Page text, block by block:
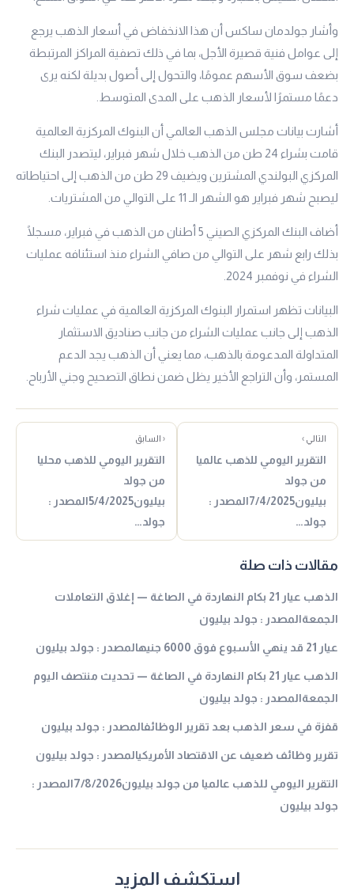
وأشار جولدمان ساكس أن هذا الانخفاض في أسعار الذهب يرجع
إلى عوامل فنية قصيرة الأجل، بما في ذلك تصفية المراكز المرتبطة
بضعف سوق الأسهم عمومًا، والتحول إلى أصول بديلة لكنه يرى
دعمًا مستمرًا لأسعار الذهب على المدى المتوسط.
أشارت بيانات مجلس الذهب العالمي أن البنوك المركزية العالمية
قامت بشراء 24 طن من الذهب خلال شهر فبراير، ليتصدر البنك
المركزي البولندي المشترين ويضيف 29 طن من الذهب إلى احتياطاته
ليصبح شهر فبراير هو الشهر الـ 11 على التوالي من المشتريات.
أضاف البنك المركزي الصيني 5 أطنان من الذهب في فبراير، مسجلًا
بذلك رابع شهر على التوالي من صافي الشراء منذ استئنافه عمليات
الشراء في نوفمبر 2024.
البيانات تظهر استمرار البنوك المركزية العالمية في عمليات شراء
الذهب إلى جانب عمليات الشراء من جانب صناديق الاستثمار
المتداولة المدعومة بالذهب، مما يعني أن الذهب يجد الدعم
المستمر، وأن التراجع الأخير يظل ضمن نطاق التصحيح وجني الأرباح.
التالي ›
التقرير اليومي للذهب عالميا
من جولد
بيليون7/4/2025المصدر :
جولد…
‹ السابق
التقرير اليومي للذهب محليا
من جولد
بيليون5/4/2025المصدر :
جولد…
مقالات ذات صلة
الذهب عيار 21 بكام النهاردة في الصاغة — إغلاق التعاملات
الجمعةالمصدر : جولد بيليون
عيار 21 قد ينهي الأسبوع فوق 6000 جنيهالمصدر : جولد بيليون
الذهب عيار 21 بكام النهاردة في الصاغة — تحديث منتصف اليوم
الجمعةالمصدر : جولد بيليون
قفزة في سعر الذهب بعد تقرير الوظائفالمصدر : جولد بيليون
تقرير وظائف ضعيف عن الاقتصاد الأمريكيالمصدر : جولد بيليون
التقرير اليومي للذهب عالميا من جولد بيليون7/8/2026المصدر :
جولد بيليون
استكشف المزيد